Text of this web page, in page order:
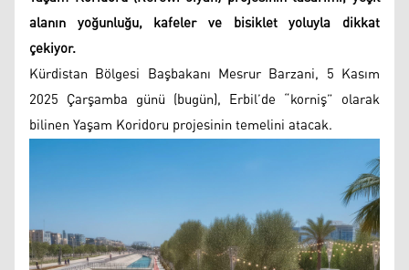
alanın yoğunluğu, kafeler ve bisiklet yoluyla dikkat
çekiyor.
Kürdistan Bölgesi Başbakanı Mesrur Barzani, 5 Kasım
2025 Çarşamba günü (bugün), Erbil’de “korniş” olarak
bilinen Yaşam Koridoru projesinin temelini atacak.